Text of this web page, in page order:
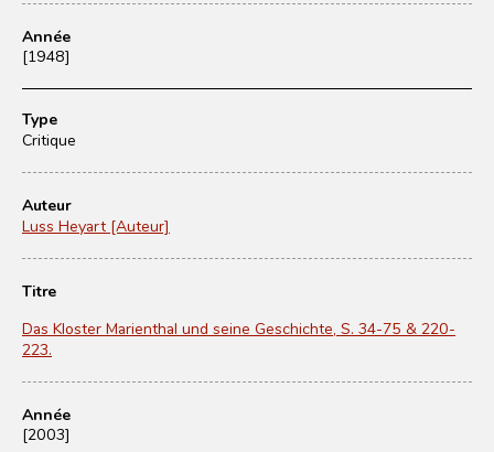
Année
[1948]
Type
Critique
Auteur
Luss Heyart [Auteur]
Titre
Das Kloster Marienthal und seine Geschichte, S. 34-75 & 220-
223.
Année
[2003]